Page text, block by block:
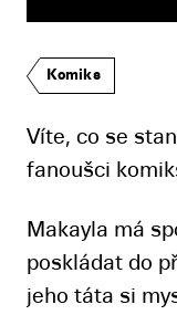
Komiks
Víte, co se
fanoušci
Makayla má
poskládat do
jeho táta si